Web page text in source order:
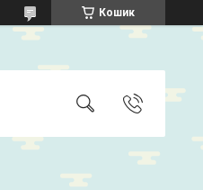
Кошик